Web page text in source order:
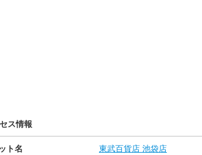
ス情報
ト名 東武百貨店 池袋店